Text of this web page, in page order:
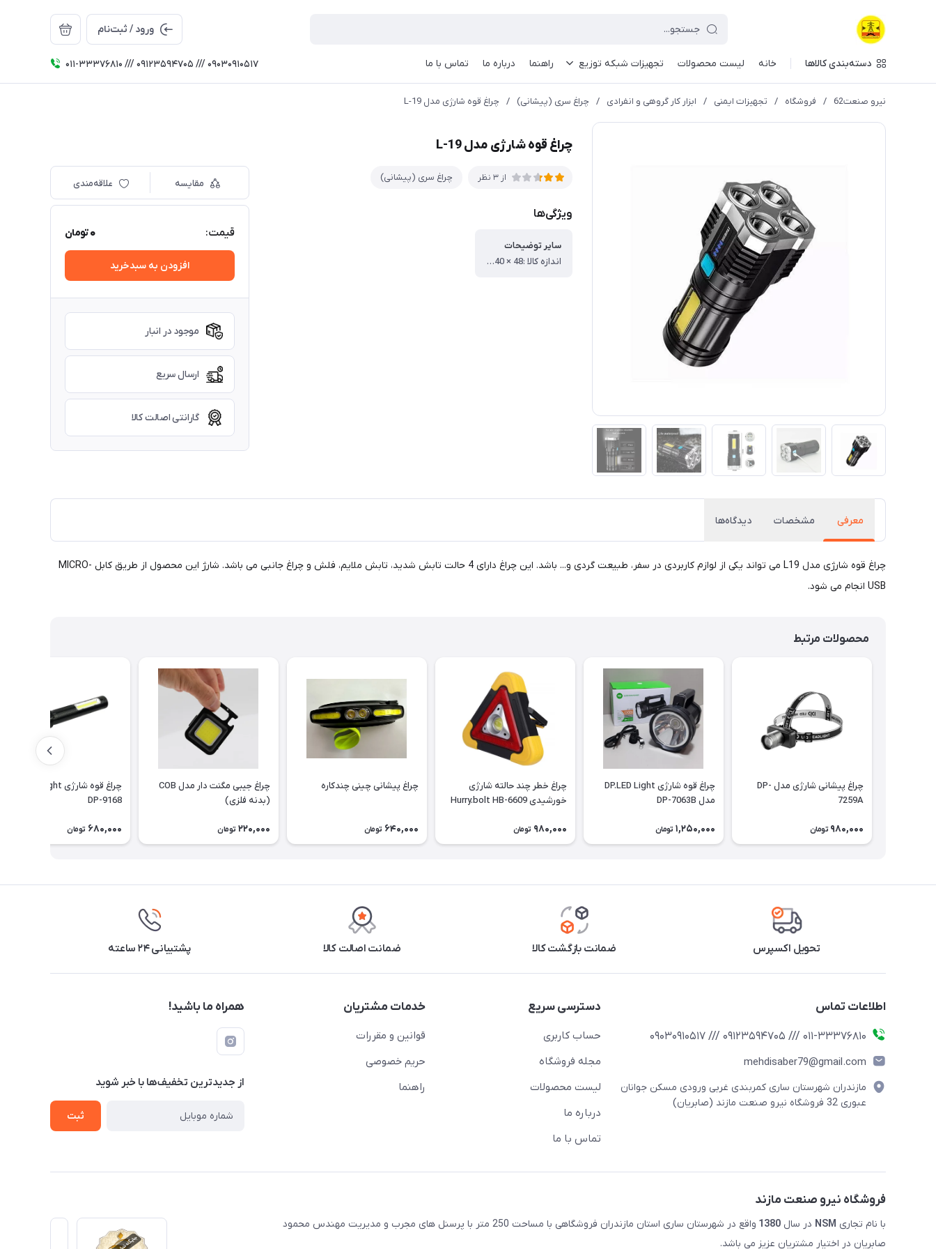
ورود / ثبت‌نام
دسته‌بندی کالاها خانه لیست محصولات تجهیزات شبکه توزیع راهنما درباره ما تماس با ما 011-33376810 /// 09123594705 /// 09030910517
نیرو صنعت62 / فروشگاه / تجهیزات ایمنی / ابزار کار گروهی و انفرادی / چراغ سری (پیشانی) / چراغ قوه شارژی مدل L-19
چراغ قوه شارژی مدل L-19
از 3 نظر چراغ سری (پیشانی)
ویژگی‌ها
سایر توضیحات
اندازه کالا :48 × 140 × 55 mm ، ظرفیت باتری: 1200mAh ، مدت زمان شارژ: 1 ساعت ، مدت زمان کارکرد: 2-3 ساعت ، همراه با کابل شارژ Micro usb ، ضد آب ، اندازه کالا: 48 × 140 × 55 mm ، ظرفیت باتری: 1200mAh ، مدت زمان شارژ: 1 ساعت ، مدت زمان کارکرد: 2-3 ساعت ، همراه با کابل شارژ Micro usb ، ضد آب
مقایسه علاقه‌مندی
قیمت: 0تومان
افزودن به سبدخرید
موجود در انبار
ارسال سریع
گارانتی اصالت کالا
معرفی مشخصات دیدگاه‌ها
چراغ قوه شارژی مدل L19 می تواند یکی از لوازم کاربردی در سفر، طبیعت گردی و... باشد. این چراغ دارای 4 حالت تابش شدید، تابش ملایم، فلش و چراغ جانبی می باشد. شارژ این محصول از طریق کابل MICRO-
USB انجام می شود.
محصولات مرتبط
چراغ پیشانی شارژی مدل DP-
7259A
980,000 تومان
چراغ قوه شارژی DP.LED Light
مدل DP-7063B
1,250,000 تومان
چراغ خطر چند حالته شارژی
خورشیدی Hurry.bolt HB-6609
980,000 تومان
چراغ پیشانی چینی چندکاره
640,000 تومان
چراغ جیبی مگنت دار مدل COB
(بدنه فلزی)
220,000 تومان
چراغ قوه شارژی DP.LED Light
DP-9168
680,000 تومان
تحویل اکسپرس ضمانت بازگشت کالا ضمانت اصالت کالا پشتیبانی ۲۴ ساعته
اطلاعات تماس
011-33376810 /// 09123594705 /// 09030910517
mehdisaber79@gmail.com
مازندران شهرستان ساری کمربندی غربی ورودی مسکن جوانان
عبوری 32 فروشگاه نیرو صنعت مازند (صابریان)
دسترسی سریع
حساب کاربری
مجله فروشگاه
لیست محصولات
درباره ما
تماس با ما
خدمات مشتریان
قوانین و مقررات
حریم خصوصی
راهنما
همراه ما باشید!
از جدید‌ترین تخفیف‌ها با‌ خبر شوید
ثبت
فروشگاه نیرو صنعت مازند
با نام تجاری NSM در سال 1380
واقع در شهرستان ساری استان مازندران فروشگاهی با مساحت 250 متر با پرسنل های مجرب و مدیریت مهندس محمود
صابریان در اختیار مشتریان عزیز می باشد.